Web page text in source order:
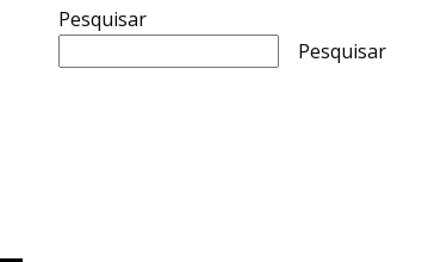
Pesquisar
Pesquisar